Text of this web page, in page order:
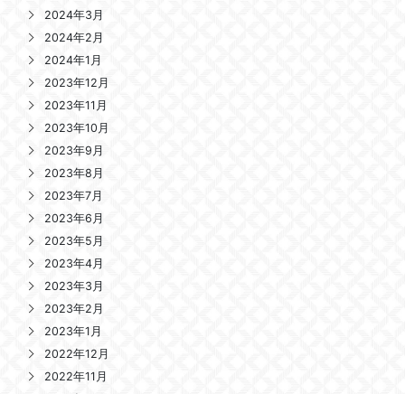
2024年3月
2024年2月
2024年1月
2023年12月
2023年11月
2023年10月
2023年9月
2023年8月
2023年7月
2023年6月
2023年5月
2023年4月
2023年3月
2023年2月
2023年1月
2022年12月
2022年11月